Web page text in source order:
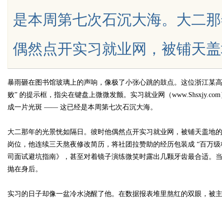
Bo
是本周第七次石沉大海。大二
偶然点开实习就业网，被铺天
暴雨砸在图书馆玻璃上的声响，像极了小张心跳的鼓点。这位浙江某
败” 的提示框，指尖在键盘上微微发颤。实习就业网（
成一片光斑 —— 这已经是本周第七次石沉大海。
大二那年的光景恍如隔日。彼时他偶然点开实习就业网，被铺天盖地
岗位，他连续三天熬夜修改简历，将社团拉赞助的经历包装成 “百万
司面试避坑指南》，甚至对着镜子演练微笑时露出几颗牙齿最合适。
抛在身后。
实习的日子却像一盆冷水浇醒了他。在数据报表堆里熬红的双眼，被